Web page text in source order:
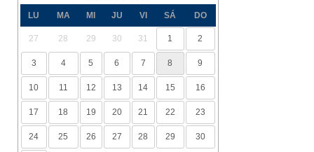
LU MA MI JU VI SÁ DO
27 28 29 30 31 1 2
3 4 5 6 7 8 9
10 11 12 13 14 15 16
17 18 19 20 21 22 23
24 25 26 27 28 29 30